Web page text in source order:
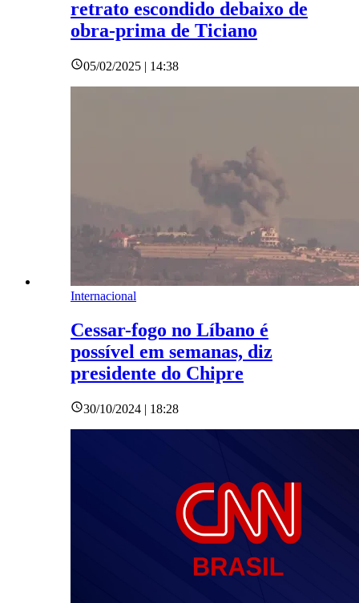
retrato escondido debaixo de
obra-prima de Ticiano
05/02/2025 | 14:38
Internacional
Cessar-fogo no Líbano é
possível em semanas, diz
presidente do Chipre
30/10/2024 | 18:28